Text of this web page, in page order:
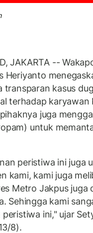
JAKARTA --
Heriyanto
transparan kasus
terhadap karyawan
juga
untuk
peristiwa ini juga
kami, kami juga
Metro Jakpus juga
Sehingga kami
ini," ujar
8).